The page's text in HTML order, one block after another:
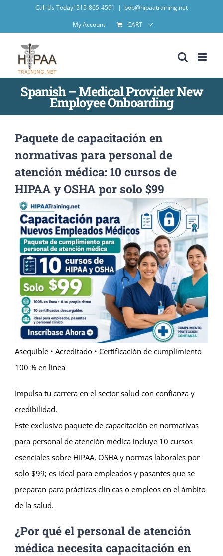
Call Us Today! 515-865-4591 | bob@hipaatraining.net
My Account
CART
Spanish – Medical Provider New
Employee Onboarding
Paquete de capacitación en
normativas para personal de
atención médica: 10 cursos de
HIPAA y OSHA por solo $99
Asequible • Acreditado • Certificación de cumplimiento
100 % en línea
Impulsa tu carrera en el sector salud con confianza y
credibilidad.
Este exclusivo paquete de capacitación en normativas
para personal de atención médica incluye 10 cursos
esenciales sobre HIPAA, OSHA y normas laborales por
solo $99; es ideal para empleados y pasantes que se
preparan para prácticas clínicas o empleos en el ámbito
de la salud.
¿Por qué el personal de atención
médica necesita capacitación en